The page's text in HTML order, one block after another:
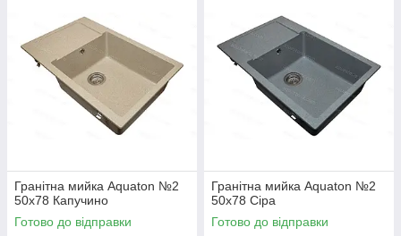
Гранітна мийка Aquaton №2
50х78 Капучино
Готово до відправки
Гранітна мийка Aquaton №2
50х78 Сіра
Готово до відправки